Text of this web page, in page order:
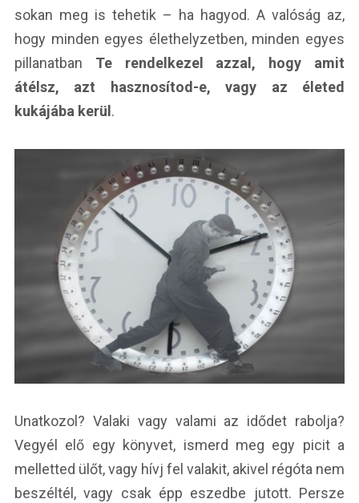
sokan meg is tehetik – ha hagyod. A valóság az,
hogy minden egyes élethelyzetben, minden egyes
pillanatban Te rendelkezel azzal, hogy amit
átélsz, azt hasznosítod-e, vagy az életed
kukájába kerül .
Unatkozol? Valaki vagy valami az idődet rabolja?
Vegyél elő egy könyvet, ismerd meg egy picit a
melletted ülőt, vagy hívj fel valakit, akivel régóta nem
beszéltél, vagy csak épp eszedbe jutott. Persze